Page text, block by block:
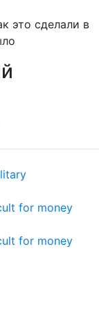
это сделали в
for money
for money